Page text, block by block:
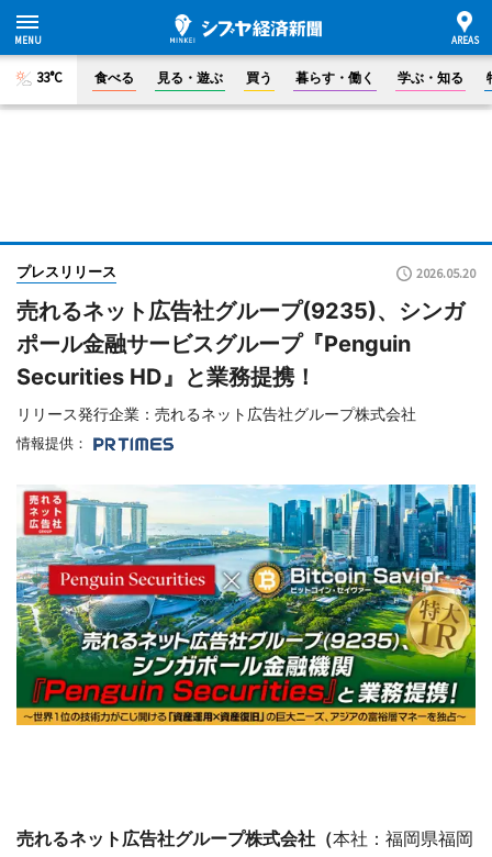
33°C 食べる 見る・遊ぶ 買う 暮らす・働く 学ぶ・知る
プレスリリース 2026.05.20
売れるネット広告社グループ(9235)、シンガ
ポール金融サービスグループ『Penguin
Securities HD』と業務提携！
リリース発行企業：売れるネット広告社グループ株式会社
情報提供：
売れるネット広告社グループ株式会社（本社：福岡県福岡